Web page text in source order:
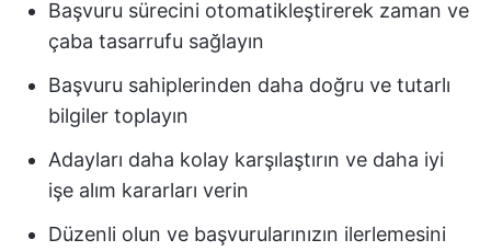
Başvuru sürecini otomatikleştirerek zaman ve
çaba tasarrufu sağlayın
Başvuru sahiplerinden daha doğru ve tutarlı
bilgiler toplayın
Adayları daha kolay karşılaştırın ve daha iyi
işe alım kararları verin
Düzenli olun ve başvurularınızın ilerlemesini